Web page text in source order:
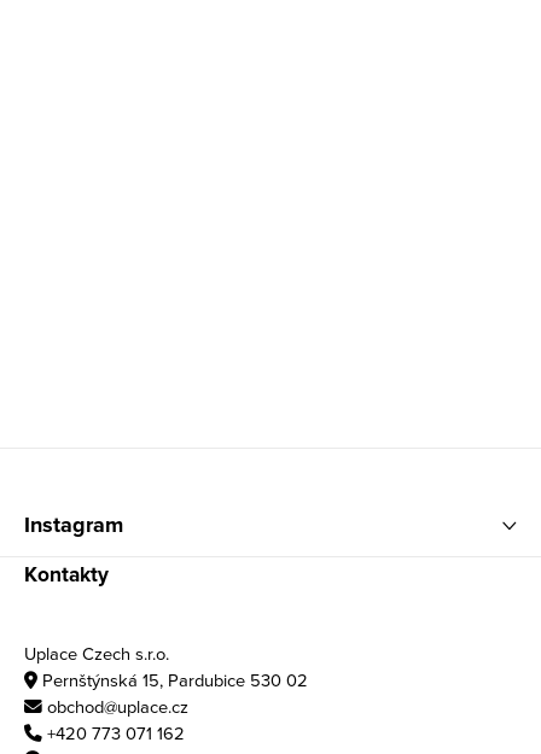
Instagram
Kontakty
Uplace Czech s.r.o.
Pernštýnská 15, Pardubice 530 02
obchod@uplace.cz
+420 773 071 162